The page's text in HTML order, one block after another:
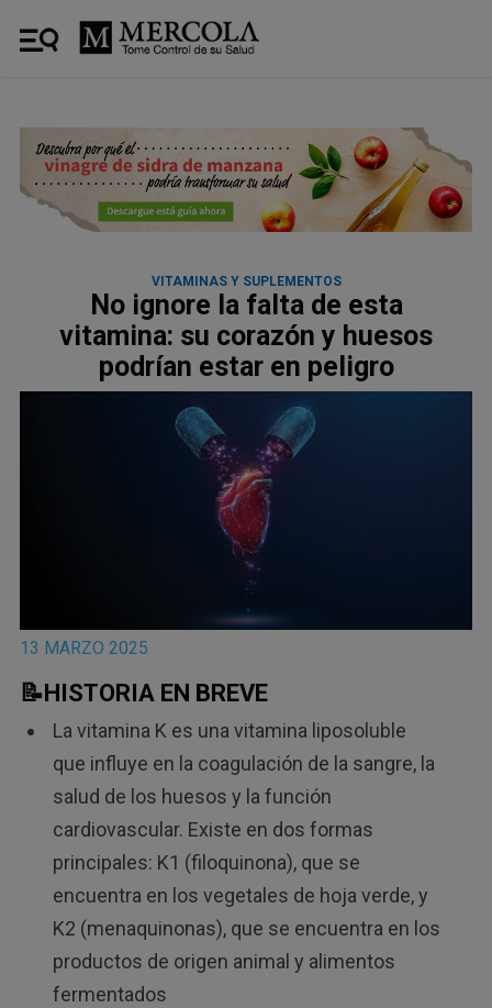
VITAMINAS Y SUPLEMENTOS
No ignore la falta de esta
vitamina: su corazón y huesos
podrían estar en peligro
13 MARZO 2025
📝HISTORIA EN BREVE
La vitamina K es una vitamina liposoluble
que influye en la coagulación de la sangre, la
salud de los huesos y la función
cardiovascular. Existe en dos formas
principales: K1 (filoquinona), que se
encuentra en los vegetales de hoja verde, y
K2 (menaquinonas), que se encuentra en los
productos de origen animal y alimentos
fermentados